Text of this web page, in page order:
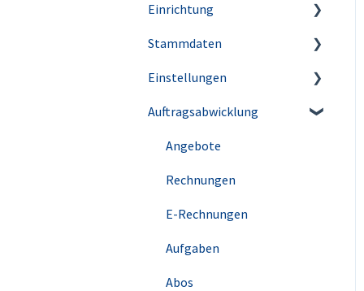
Einrichtung
Account & Benutzer
Update-Historie
Stammdaten
Artikel
Kunden
Lieferanten
Einstellungen
Firmeneinstellungen
Steuereinstellungen
Kleinstammdaten
Briefpapier & Vorlagen
E-Mail-Versand
Auftragsabwicklung
Angebote
Rechnungen
E-Rechnungen
Aufgaben
Abos